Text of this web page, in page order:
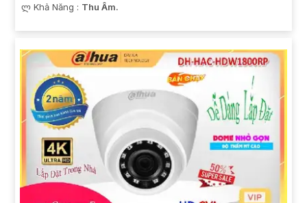
️ლ Khả Năng : Thu Âm.